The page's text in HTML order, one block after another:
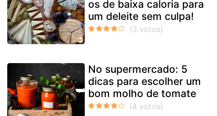
os de baixa caloria para
um deleite sem culpa!
No supermercado: 5
dicas para escolher um
bom molho de tomate